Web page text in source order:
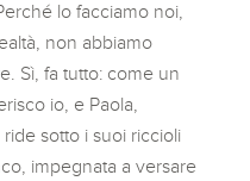
Perché lo facciamo noi,
non abbiamo
Sì, fa tutto: come un
io, e Paola,
, ride sotto i suoi riccioli
impegnata a versare